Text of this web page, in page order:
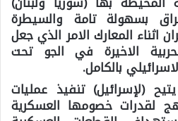
بسهولة تامة والسيطرة
اثناء المعارك الامر الذي جعل
الاخيرة في الجو تحت
بالكامل.
(لإسرائيل) تنفيذ عمليات
لقدرات خصومها العسكرية